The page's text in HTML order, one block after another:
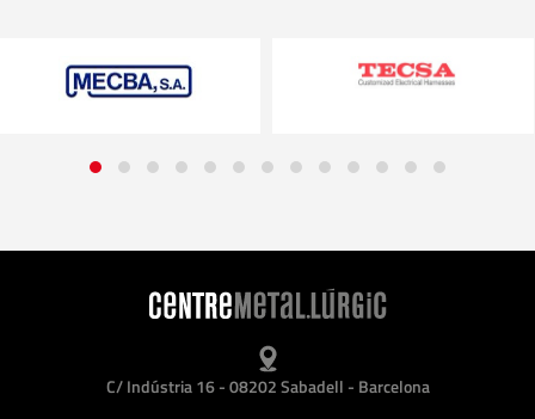
C/ Indústria 16 - 08202 Sabadell - Barcelona